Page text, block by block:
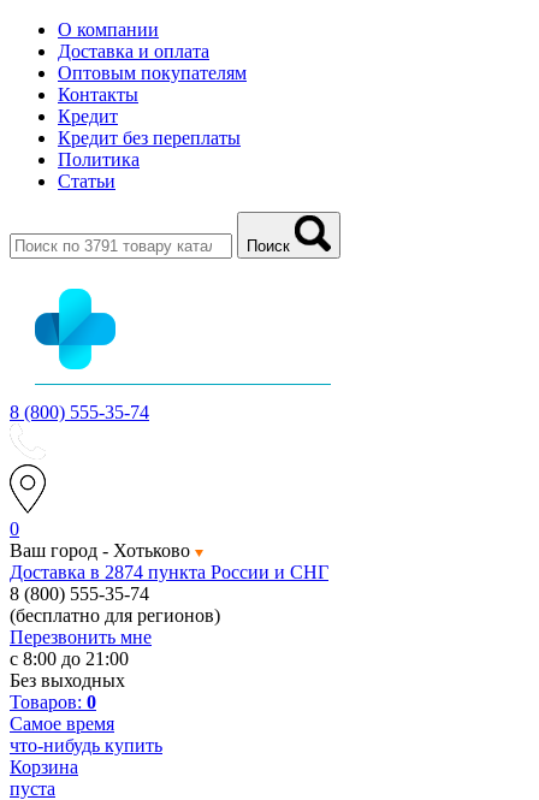
О компании
Доставка и оплата
Оптовым покупателям
Контакты
Кредит
Кредит без переплаты
Политика
Статьи
Поиск
8 (800) 555-35-74
0
Ваш город - Хотьково
Доставка в 2874 пункта России и СНГ
8 (800) 555-35-74
(бесплатно для регионов)
Перезвонить мне
с 8:00 до 21:00
Без выходных
Товаров: 0
Самое время
что-нибудь купить
Корзина
пуста